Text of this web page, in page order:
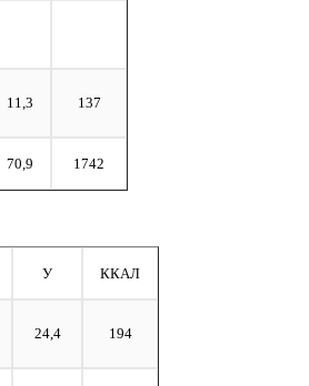
11,3 137
70,9 1742
У ККАЛ
24,4 194